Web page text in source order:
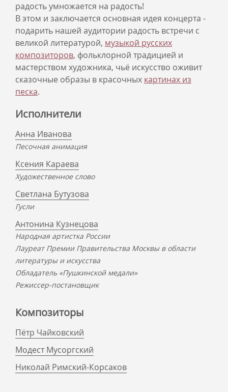
радость умножается на радость!
В этом и заключается основная идея концерта -
подарить нашей аудитории радость встречи с
великой литературой, музыкой русских
композиторов, фольклорной традицией и
мастерством художника, чьё искусство оживит
сказочные образы в красочных картинах из
песка.
Исполнители
Анна Иванова
Песочная анимация
Ксения Караева
Художественное слово
Светлана Бутузова
Гусли
Антонина Кузнецова
Народная артистка России
Лауреат Премии Правительства Москвы в области
литературы и искусства
Обладатель «Пушкинской медали»
Режиссер-постановщик
Композиторы
Пётр Чайковский
Модест Мусоргский
Николай Римский-Корсаков